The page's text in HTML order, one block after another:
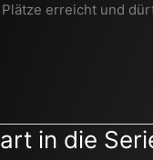
erreicht und
in die